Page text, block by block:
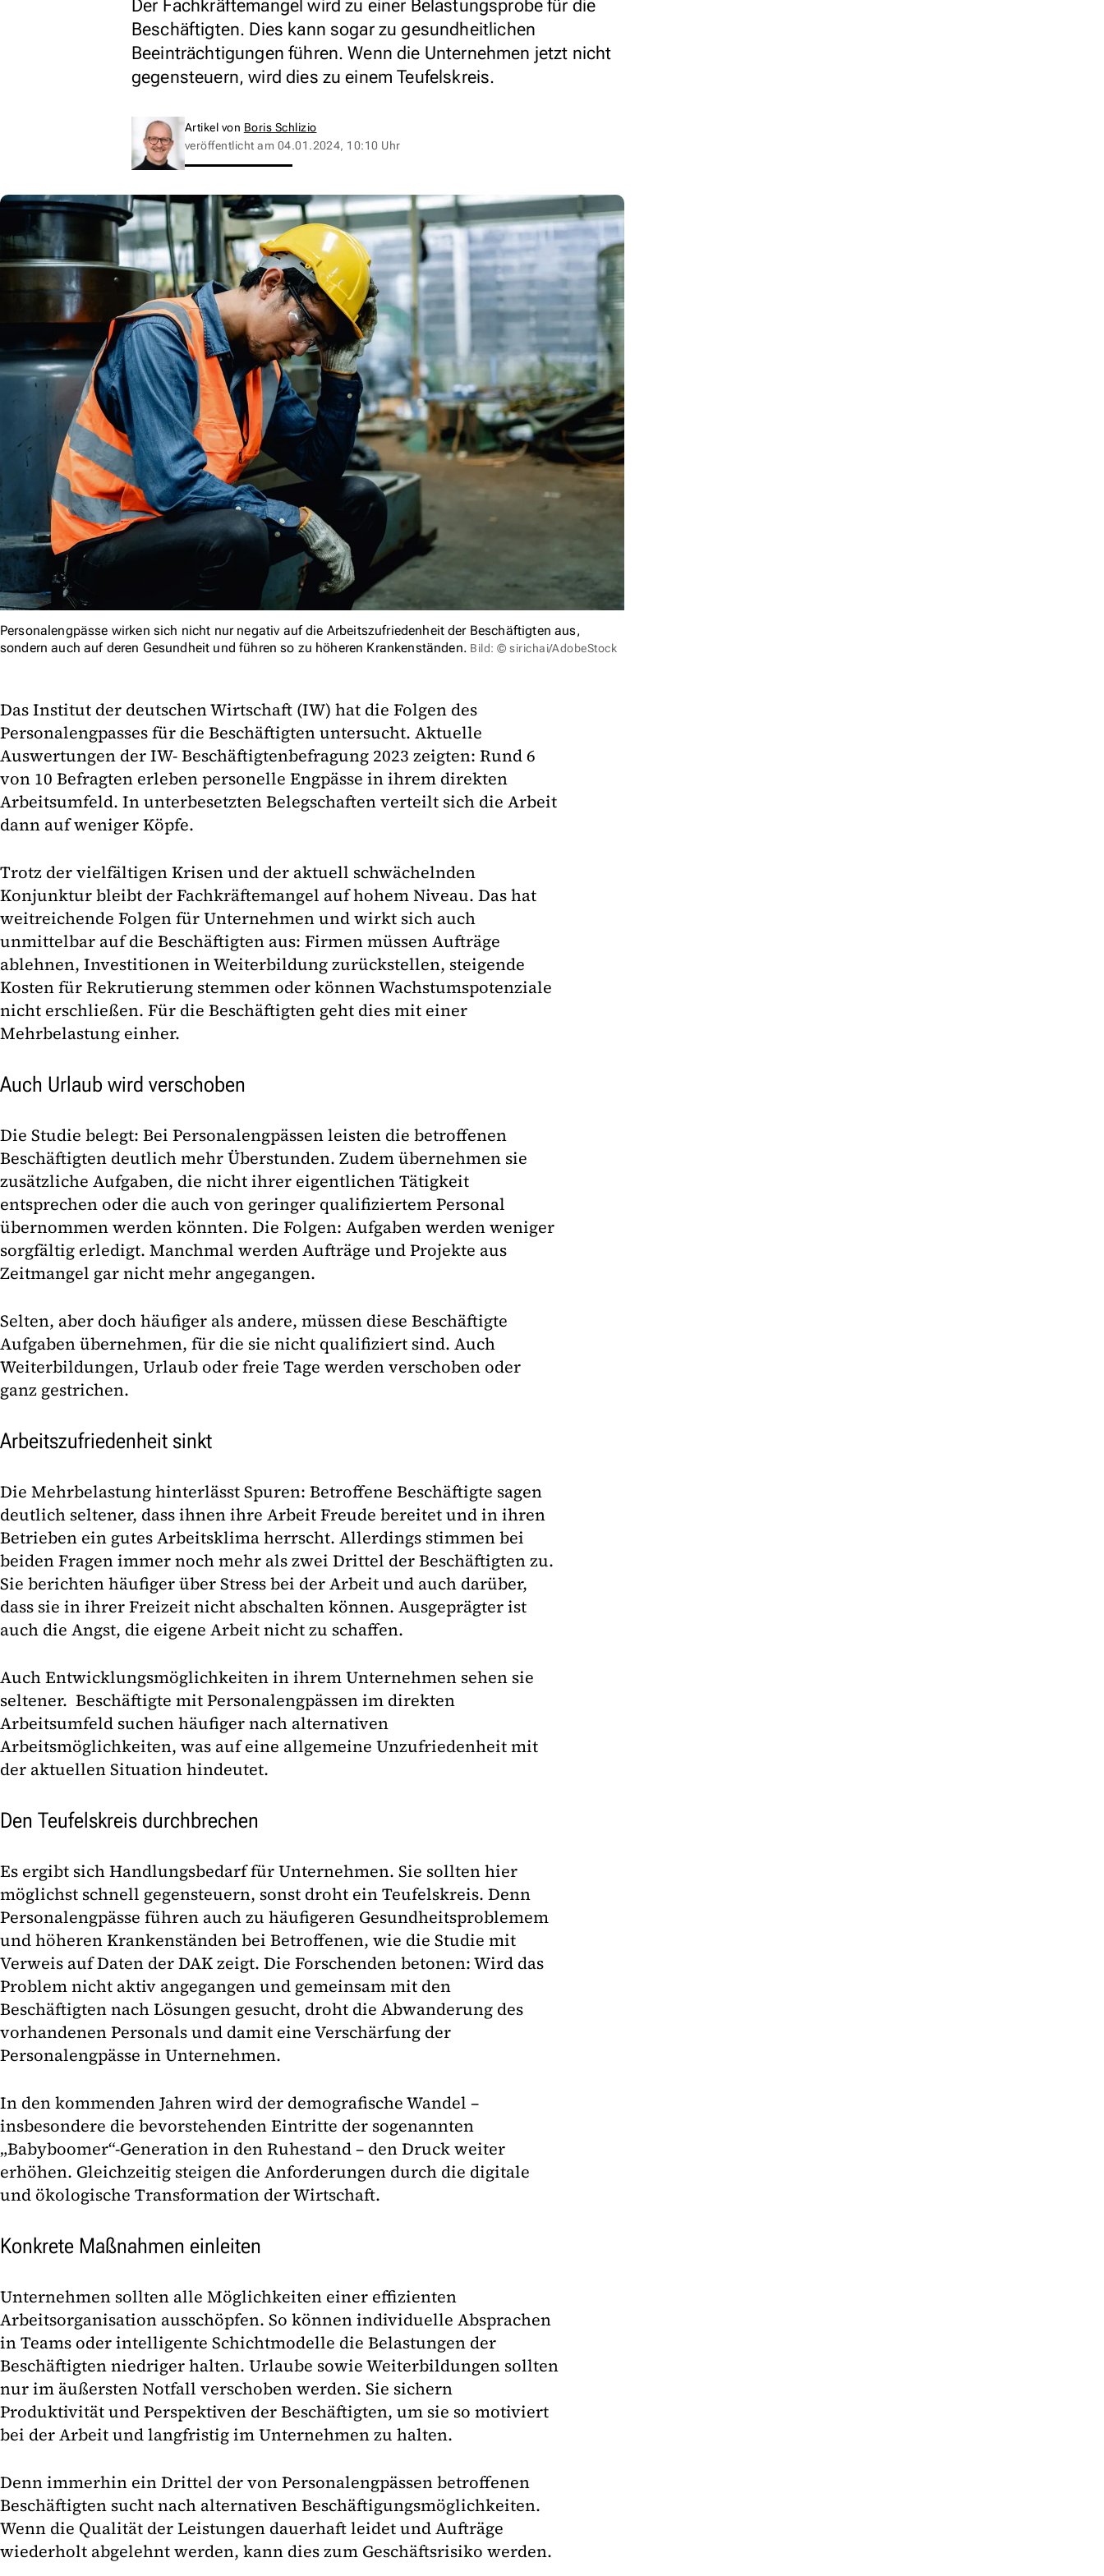
Der Fachkräftemangel wird zu einer Belastungsprobe für die
Beschäftigten. Dies kann sogar zu gesundheitlichen
Beeinträchtigungen führen. Wenn die Unternehmen jetzt nicht
gegensteuern, wird dies zu einem Teufelskreis.
Artikel von Boris Schlizio
veröffentlicht am 04.01.2024, 10:10 Uhr
Personalengpässe wirken sich nicht nur negativ auf die Arbeitszufriedenheit der Beschäftigten aus,
sondern auch auf deren Gesundheit und führen so zu höheren Krankenständen. Bild: © sirichai/AdobeStock
Das Institut der deutschen Wirtschaft (IW) hat die Folgen des
Personalengpasses für die Beschäftigten untersucht. Aktuelle
Auswertungen der IW- Beschäftigtenbefragung 2023 zeigten: Rund 6
von 10 Befragten erleben personelle Engpässe in ihrem direkten
Arbeitsumfeld. In unterbesetzten Belegschaften verteilt sich die Arbeit
dann auf weniger Köpfe.
Trotz der vielfältigen Krisen und der aktuell schwächelnden
Konjunktur bleibt der Fachkräftemangel auf hohem Niveau. Das hat
weitreichende Folgen für Unternehmen und wirkt sich auch
unmittelbar auf die Beschäftigten aus: Firmen müssen Aufträge
ablehnen, Investitionen in Weiterbildung zurückstellen, steigende
Kosten für Rekrutierung stemmen oder können Wachstumspotenziale
nicht erschließen. Für die Beschäftigten geht dies mit einer
Mehrbelastung einher.
Auch Urlaub wird verschoben
Die Studie belegt: Bei Personalengpässen leisten die betroffenen
Beschäftigten deutlich mehr Überstunden. Zudem übernehmen sie
zusätzliche Aufgaben, die nicht ihrer eigentlichen Tätigkeit
entsprechen oder die auch von geringer qualifiziertem Personal
übernommen werden könnten. Die Folgen: Aufgaben werden weniger
sorgfältig erledigt. Manchmal werden Aufträge und Projekte aus
Zeitmangel gar nicht mehr angegangen.
Selten, aber doch häufiger als andere, müssen diese Beschäftigte
Aufgaben übernehmen, für die sie nicht qualifiziert sind. Auch
Weiterbildungen, Urlaub oder freie Tage werden verschoben oder
ganz gestrichen.
Arbeitszufriedenheit sinkt
Die Mehrbelastung hinterlässt Spuren: Betroffene Beschäftigte sagen
deutlich seltener, dass ihnen ihre Arbeit Freude bereitet und in ihren
Betrieben ein gutes Arbeitsklima herrscht. Allerdings stimmen bei
beiden Fragen immer noch mehr als zwei Drittel der Beschäftigten zu.
Sie berichten häufiger über Stress bei der Arbeit und auch darüber,
dass sie in ihrer Freizeit nicht abschalten können. Ausgeprägter ist
auch die Angst, die eigene Arbeit nicht zu schaffen.
Auch Entwicklungsmöglichkeiten in ihrem Unternehmen sehen sie
seltener. Beschäftigte mit Personalengpässen im direkten
Arbeitsumfeld suchen häufiger nach alternativen
Arbeitsmöglichkeiten, was auf eine allgemeine Unzufriedenheit mit
der aktuellen Situation hindeutet.
Den Teufelskreis durchbrechen
Es ergibt sich Handlungsbedarf für Unternehmen. Sie sollten hier
möglichst schnell gegensteuern, sonst droht ein Teufelskreis. Denn
Personalengpässe führen auch zu häufigeren Gesundheitsproblemem
und höheren Krankenständen bei Betroffenen, wie die Studie mit
Verweis auf Daten der DAK zeigt. Die Forschenden betonen: Wird das
Problem nicht aktiv angegangen und gemeinsam mit den
Beschäftigten nach Lösungen gesucht, droht die Abwanderung des
vorhandenen Personals und damit eine Verschärfung der
Personalengpässe in Unternehmen.
In den kommenden Jahren wird der demografische Wandel –
insbesondere die bevorstehenden Eintritte der sogenannten
„Babyboomer“-Generation in den Ruhestand – den Druck weiter
erhöhen. Gleichzeitig steigen die Anforderungen durch die digitale
und ökologische Transformation der Wirtschaft.
Konkrete Maßnahmen einleiten
Unternehmen sollten alle Möglichkeiten einer effizienten
Arbeitsorganisation ausschöpfen. So können individuelle Absprachen
in Teams oder intelligente Schichtmodelle die Belastungen der
Beschäftigten niedriger halten. Urlaube sowie Weiterbildungen sollten
nur im äußersten Notfall verschoben werden. Sie sichern
Produktivität und Perspektiven der Beschäftigten, um sie so motiviert
bei der Arbeit und langfristig im Unternehmen zu halten.
Denn immerhin ein Drittel der von Personalengpässen betroffenen
Beschäftigten sucht nach alternativen Beschäftigungsmöglichkeiten.
Wenn die Qualität der Leistungen dauerhaft leidet und Aufträge
wiederholt abgelehnt werden, kann dies zum Geschäftsrisiko werden.